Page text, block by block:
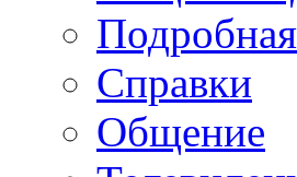
Справки
Общение